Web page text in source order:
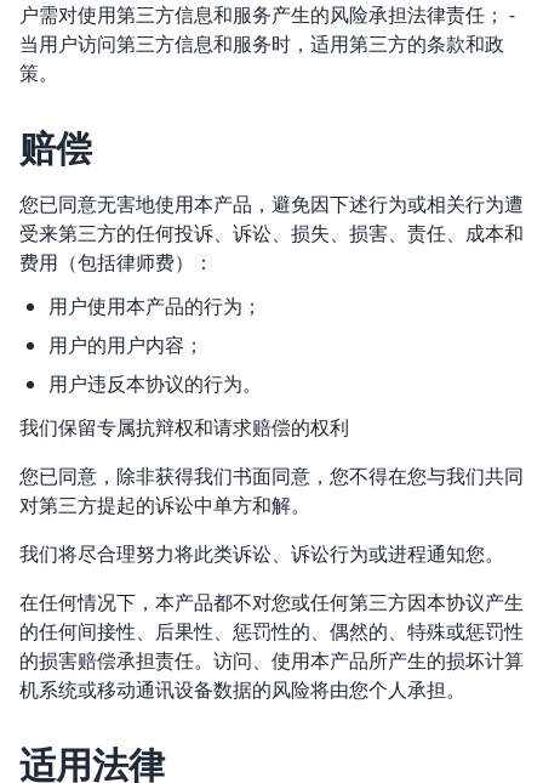
户需对使用第三方信息和服务产生的风险承担法律责任； -
当用户访问第三方信息和服务时，适用第三方的条款和政
策。
赔偿
您已同意无害地使用本产品，避免因下述行为或相关行为遭
受来第三方的任何投诉、诉讼、损失、损害、责任、成本和
费用（包括律师费）：
用户使用本产品的行为；
用户的用户内容；
用户违反本协议的行为。
我们保留专属抗辩权和请求赔偿的权利
您已同意，除非获得我们书面同意，您不得在您与我们共同
对第三方提起的诉讼中单方和解。
我们将尽合理努力将此类诉讼、诉讼行为或进程通知您。
在任何情况下，本产品都不对您或任何第三方因本协议产生
的任何间接性、后果性、惩罚性的、偶然的、特殊或惩罚性
的损害赔偿承担责任。访问、使用本产品所产生的损坏计算
机系统或移动通讯设备数据的风险将由您个人承担。
适用法律